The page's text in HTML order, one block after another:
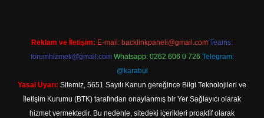
Reklam ve İletişim: E-mail: backlinkpaneli@gmail.com Teams:
forumhizmeti@gmail.com Whatsapp: 0262 606 0 726 Telegram:
@karabul
Yasal Uyarı: Sitemiz, 5651 Sayılı Kanun gereğince Bilgi Teknolojileri ve
İletişim Kurumu (BTK) tarafından onaylanmış bir Yer Sağlayıcı olarak
hizmet vermektedir. Bu nedenle, sitedeki içerikleri proaktif olarak